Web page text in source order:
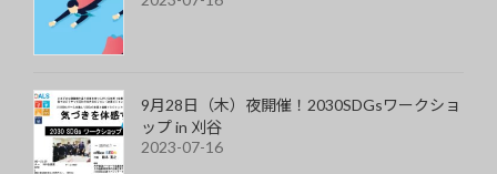
9月28日（木）夜開催！2030SDGsワークショ
ップ in 刈谷
2023-07-16